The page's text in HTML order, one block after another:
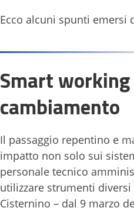
Ecco alcuni spunti emersi
Smart
cambiamento
Il passaggio repentino e
impatto non solo sui
personale tecnico
utilizzare strumenti
Cisternino – dal 9 marzo